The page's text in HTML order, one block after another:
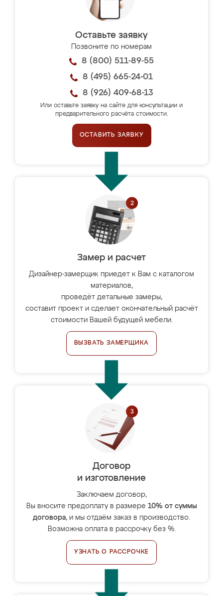
Оставьте заявку
Позвоните по номерам
8 (800) 511-89-55
8 (495) 665-24-01
8 (926) 409-68-13
Или оставьте заявку на сайте для консультации и
предварительного расчёта стоимости.
ОСТАВИТЬ ЗАЯВКУ
Замер и расчет
Дизайнер-замерщик приедет к Вам с каталогом
материалов,
проведёт детальные замеры,
составит проект и сделает окончательный расчёт
стоимости Вашей будущей мебели.
ВЫЗВАТЬ ЗАМЕРЩИКА
Договор
и изготовление
Заключаем договор,
Вы вносите предоплату в размере 10% от суммы
договора, и мы отдаём заказ в производство.
Возможна оплата в рассрочку без %.
УЗНАТЬ О РАССРОЧКЕ